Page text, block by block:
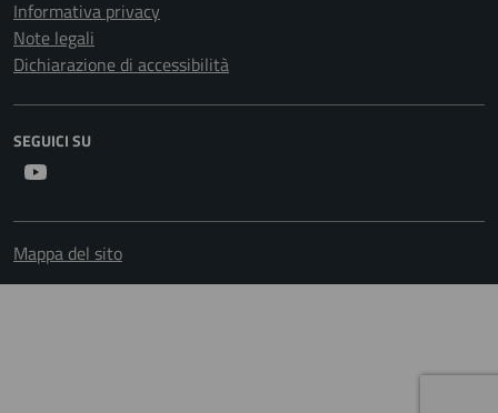
Informativa privacy
Note legali
Dichiarazione di accessibilità
SEGUICI SU
Mappa del sito